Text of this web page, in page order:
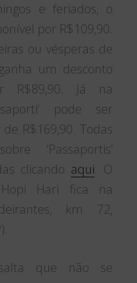
e feriados, o
por R$109,90.
ou vésperas de
um desconto
R$89,90. Já na
pode ser
R$169,90. Todas
‘Passaportis’
clicando aqui. O
Hari fica na
km 72,
que não se